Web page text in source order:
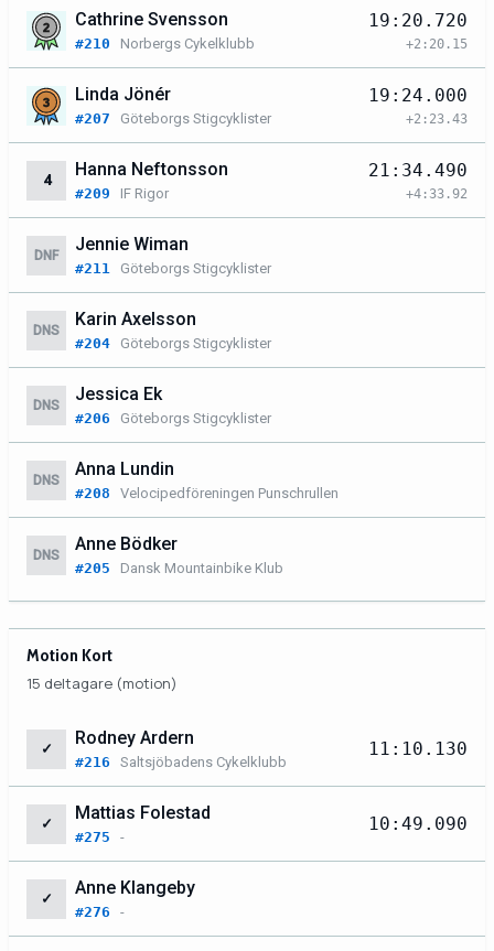
Cathrine Svensson
#210 Norbergs Cykelklubb
19:20.720
+2:20.15
Linda Jönér
#207 Göteborgs Stigcyklister
19:24.000
+2:23.43
4
Hanna Neftonsson
#209 IF Rigor
21:34.490
+4:33.92
DNF
Jennie Wiman
#211 Göteborgs Stigcyklister
DNS
Karin Axelsson
#204 Göteborgs Stigcyklister
DNS
Jessica Ek
#206 Göteborgs Stigcyklister
DNS
Anna Lundin
#208 Velocipedföreningen Punschrullen
DNS
Anne Bödker
#205 Dansk Mountainbike Klub
Motion Kort
15 deltagare (motion)
✓
Rodney Ardern
#216 Saltsjöbadens Cykelklubb
11:10.130
✓
Mattias Folestad
#275 -
10:49.090
✓
Anne Klangeby
#276 -